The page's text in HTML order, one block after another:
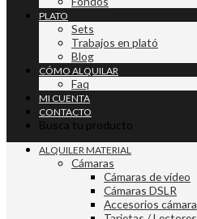
PLATO
Sets
Trabajos en plató
Blog
CÓMO ALQUILAR
Faq
MI CUENTA
CONTACTO
Busca tu producto
ALQUILER MATERIAL
Cámaras
Cámaras de vídeo
Cámaras DSLR
Accesorios cámara